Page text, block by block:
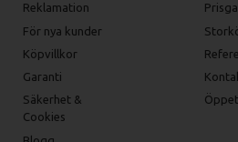
Reklamation
För nya kunder
Köpvillkor
Garanti
Säkerhet &
Cookies